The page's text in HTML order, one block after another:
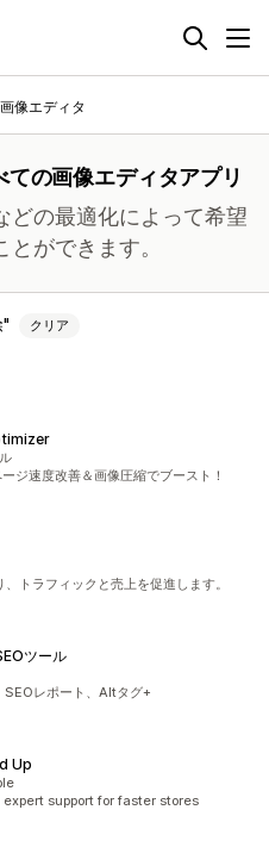
画像エディタ
の画像エディタアプリ
どの最適化によって希望
ができます。
クリア
ジ速度改善＆画像圧縮でブースト！
トラフィックと売上を促進します。
ツール
レポート、Altタグ+
Up
support for faster stores